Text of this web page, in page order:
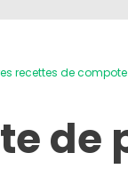
recettes de compote
de